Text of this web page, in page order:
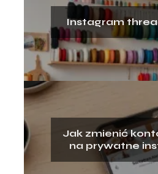
Instagram
Jak zmienić
na prywatne